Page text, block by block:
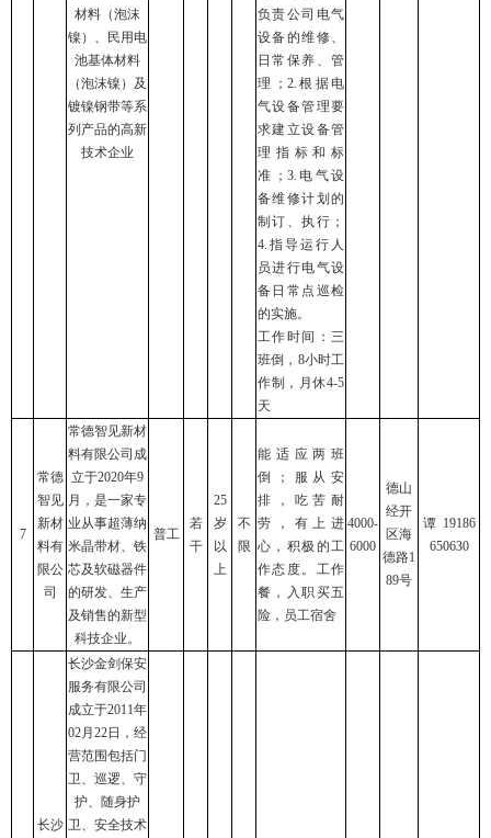
材料（泡沫
镍）、民用电
池基体材料
（泡沫镍）及
镀镍钢带等系
列产品的高新
技术企业
负责公司电气
设备的维修、
日常保养、管
理；2.根据电
气设备管理要
求建立设备管
理指标和标
准；3.电气设
备维修计划的
制订、执行；
4.指导运行人
员进行电气设
备日常点巡检
的实施。
工作时间：三
班倒，8小时工
作制，月休4-5
天
7
常德
智见
新材
料有
限公
司
常德智见新材
料有限公司成
立于2020年9
月，是一家专
业从事超薄纳
米晶带材、铁
芯及软磁器件
的研发、生产
及销售的新型
科技企业。
普工
若
干
25
岁
以
上
不
限
能适应两班
倒；服从安
排，吃苦耐
劳，有上进
心，积极的工
作态度。工作
餐，入职买五
险，员工宿舍
4000-
6000
德山
经开
区海
德路1
89号
谭 19186
650630
长沙
长沙金剑保安
服务有限公司
成立于2011年
02月22日，经
营范围包括门
卫、巡逻、守
护、随身护
卫、安全技术